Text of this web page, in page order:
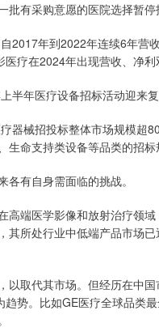
有采购意愿的医院选择暂停
2017年到2022年连续6年营
疗在2024年出现营收、净利
半年医疗设备招标活动迎来复
器械招投标整体市场规模超
命支持类设备等品类的招标
有自身需面临的挑战。
端医学影像和放射治疗领
其所处行业中低端产品市场
以取代其市场。但经历在中
势。比如GE医疗全球品类